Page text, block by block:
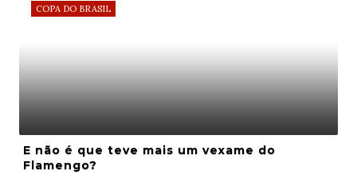
COPA DO BRASIL
E não é que teve mais um vexame do
Flamengo?